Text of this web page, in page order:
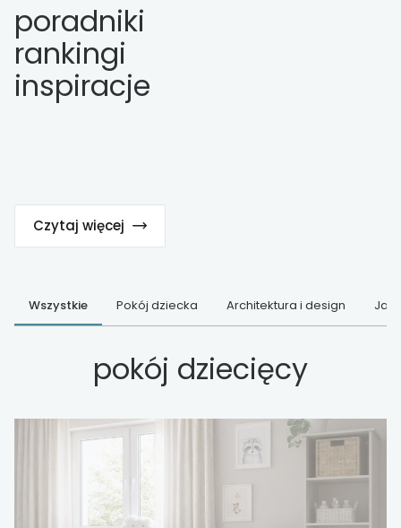
poradniki
rankingi
inspiracje
Czytaj więcej
Wszystkie Pokój dziecka Architektura i design Jak
pokój dziecięcy